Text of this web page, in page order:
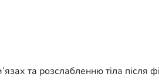
та розслабленню тіла після